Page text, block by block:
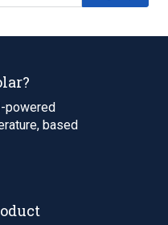
powered
based